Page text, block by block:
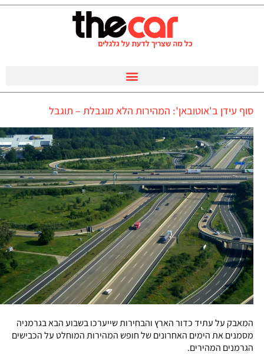
סוף עידן ב'אוטובאן': המהירות הלא מוגבלת – תוגבל
המאבק על עתיד כדור הארץ והבחירות שייערכו בשבוע הבא בגרמניה
מסמנים את הימים האחרונים של חופש המהירות המוחלט על הכבישים
הגרמנים המהירים.